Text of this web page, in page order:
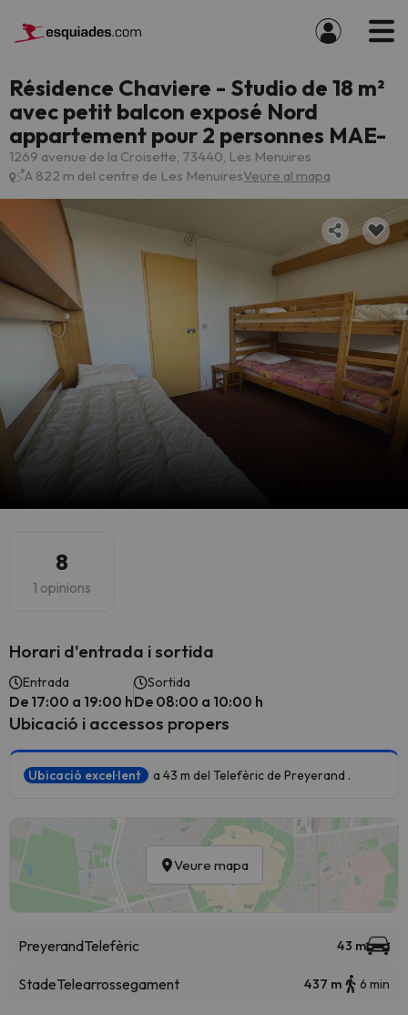
Résidence Chaviere - Studio de 18 m²
avec petit balcon exposé Nord
appartement pour 2 personnes MAE-
1269 avenue de la Croisette, 73440, Les Menuires
A 822 m del centre de Les MenuiresVeure al mapa
8
1 opinions
Horari d'entrada i sortida
Entrada
De 17:00 a 19:00 h
Sortida
De 08:00 a 10:00 h
Ubicació i accessos propers
Ubicació excel·lent a 43 m del Telefèric de Preyerand .
Veure mapa
PreyerandTelefèric 43 m
StadeTelearrossegament 437 m 6 min